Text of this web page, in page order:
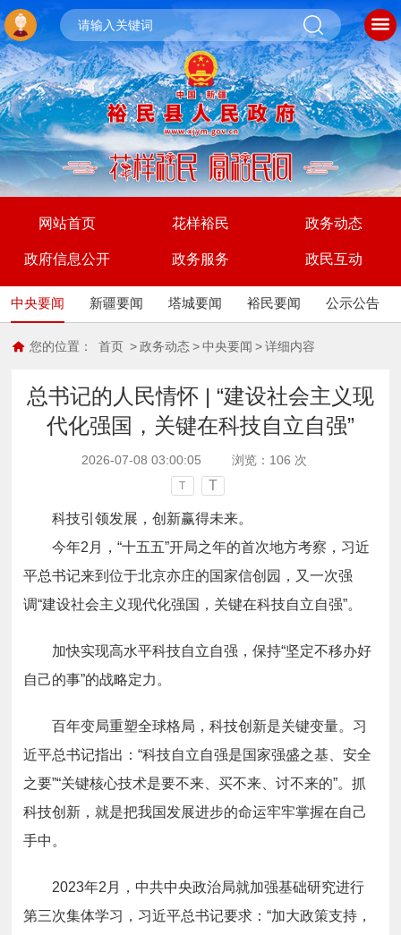
网站首页 花样裕民 政务动态
政府信息公开 政务服务 政民互动
中央要闻 新疆要闻 塔城要闻 裕民要闻 公示公告
您的位置： 首页 > 政务动态 > 中央要闻 > 详细内容
总书记的人民情怀 | “建设社会主义现
代化强国，关键在科技自立自强”
2026-07-08 03:00:05 浏览： 106 次
T T
科技引领发展，创新赢得未来。
今年2月，“十五五”开局之年的首次地方考察，习近
平总书记来到位于北京亦庄的国家信创园，又一次强
调“建设社会主义现代化强国，关键在科技自立自强”。
加快实现高水平科技自立自强，保持“坚定不移办好
自己的事”的战略定力。
百年变局重塑全球格局，科技创新是关键变量。习
近平总书记指出：“科技自立自强是国家强盛之基、安全
之要”“关键核心技术是要不来、买不来、讨不来的”。抓
科技创新，就是把我国发展进步的命运牢牢掌握在自己
手中。
2023年2月，中共中央政治局就加强基础研究进行
第三次集体学习，习近平总书记要求：“加大政策支持，